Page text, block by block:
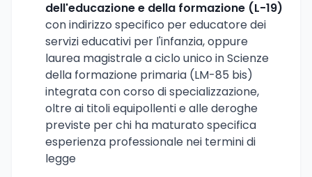
dell'educazione e della formazione (L-19)
con indirizzo specifico per educatore dei
servizi educativi per l'infanzia, oppure
laurea magistrale a ciclo unico in Scienze
della formazione primaria (LM-85 bis)
integrata con corso di specializzazione,
oltre ai titoli equipollenti e alle deroghe
previste per chi ha maturato specifica
esperienza professionale nei termini di
legge